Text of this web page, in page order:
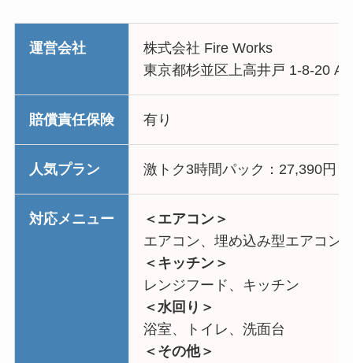
運営会社
株式会社 Fire Works
東京都杉並区上高井戸 1-8-20
賠償責任保険 有り
人気プラン 激トク3時間パック：27,390円
対応メニュー
＜エアコン＞
エアコン、埋め込み型エアコン
＜キッチン＞
レンジフード、キッチン
＜水回り＞
浴室、トイレ、洗面台
＜その他＞